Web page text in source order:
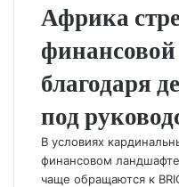
Африка
благодаря
под
В условиях
финансовом
чаще обращаются к